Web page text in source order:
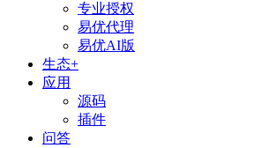
专业授权
易优代理
易优AI版
生态+
应用
源码
插件
问答